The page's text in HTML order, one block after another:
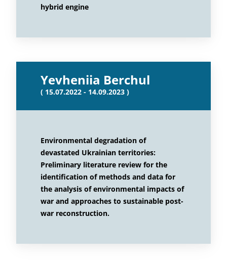
hybrid engine
Yevheniia Berchul
( 15.07.2022 - 14.09.2023 )
Environmental degradation of
devastated Ukrainian territories:
Preliminary literature review for the
identification of methods and data for
the analysis of environmental impacts of
war and approaches to sustainable post-
war reconstruction.